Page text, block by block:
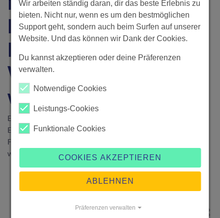
Erfolgreiche Best
Practices für effektive
Wissensnutzung und -
weitergabe
Erfolgreiches Wissensmanagement entscheidet über den
Erfolg eines Unternehmens. Erfahre in praxisnahen
Fallstudien, wie Unternehmen Wissen effizient nutzen und
welche Best Practices sich bewährt haben.
BUSINESS & RECHT · 1. März 2025
Wir arbeiten ständig daran, dir das beste Erlebnis zu
bieten. Nicht nur, wenn es um den bestmöglichen
Support geht, sondern auch beim Surfen auf unserer
Website. Und das können wir Dank der Cookies.
Du kannst akzeptieren oder deine Präferenzen
verwalten.
Notwendige Cookies
Leistungs-Cookies
Funktionale Cookies
COOKIES AKZEPTIEREN
ABLEHNEN
Präferenzen verwalten